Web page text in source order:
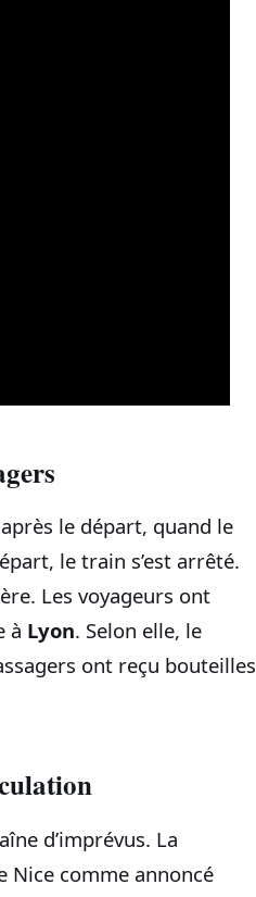
le départ, quand le
le train s’est arrêté.
Les voyageurs ont
à Lyon. Selon elle, le
ont reçu bouteilles
d’imprévus. La
Nice comme annoncé